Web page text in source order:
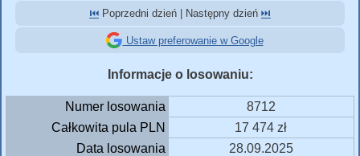
⏮️ Poprzedni dzień | Następny dzień ⏭️
Ustaw preferowanie w Google
Informacje o losowaniu:
Numer losowania
8712
Całkowita pula PLN
17 474 zł
Data losowania
28.09.2025